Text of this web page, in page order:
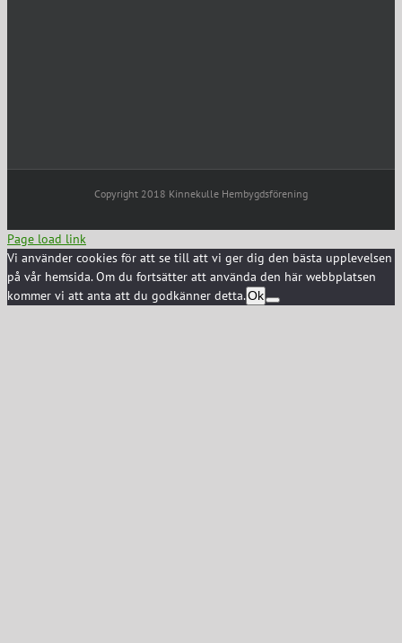
Copyright 2018 Kinnekulle Hembygdsförening
Page load link
Vi använder cookies för att se till att vi ger dig den bästa upplevelsen
på vår hemsida. Om du fortsätter att använda den här webbplatsen
kommer vi att anta att du godkänner detta.Ok